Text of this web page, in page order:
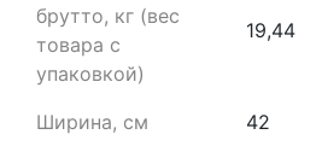
брутто, кг (вес
товара с
упаковкой)
19,44
Ширина, см
42